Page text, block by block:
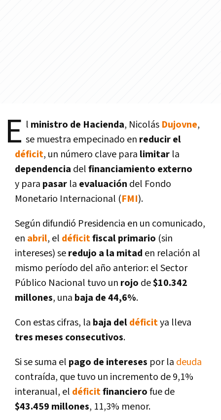
E l ministro de Hacienda, Nicolás Dujovne,
se muestra empecinado en reducir el
déficit, un número clave para limitar la
dependencia delfinanciamiento externo
y para pasar la evaluación del Fondo
Monetario Internacional (FMI).
Según difundió Presidencia en un comunicado,
en abril, el déficitfiscal primario (sin
intereses) seredujo a la mitad en relación al
mismo perí­odo del año anterior: el Sector
Público Nacional tuvo un rojo de$10.342
millones, una baja de 44,6%.
Con estas cifras, la baja deldéficitya lleva
tres meses consecutivos.
Si se suma el pago de intereses por la deuda
contraí­da, que tuvo un incremento de 9,1%
interanual, el déficitfinancierofue de
$43.459 millones, 11,3% menor.